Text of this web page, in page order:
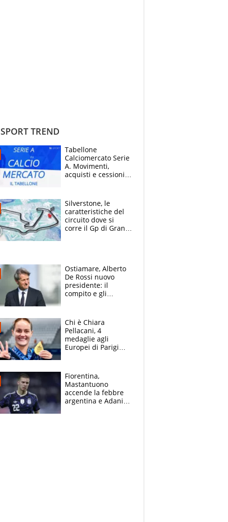
SPORT TREND
Tabellone
Calciomercato Serie
A. Movimenti,
acquisti e cessioni:
Silverstone, le
caratteristiche del
circuito dove si
corre il Gp di Gran
Ostiamare, Alberto
De Rossi nuovo
presidente: il
compito e gli
Chi è Chiara
Pellacani, 4
medaglie agli
Europei di Parigi
giornalista, mamma
insegnante e il
fratello calciatore
Fiorentina,
Mastantuono
accende la febbre
argentina e Adani